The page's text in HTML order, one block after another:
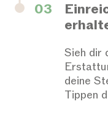
03
Sieh dir
deine
Tippen